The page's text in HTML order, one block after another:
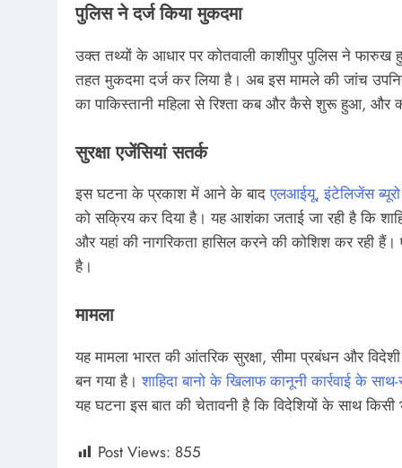
पुलिस ने दर्ज किया मुकदमा
उक्त तथ्यों के आधार पर कोतवाली काशीपुर पुलिस ने फारुख
तहत मुकदमा दर्ज कर लिया है। अब इस मामले की जांच
का पाकिस्तानी महिला से रिश्ता कब और कैसे शुरू हुआ, और
सुरक्षा एजेंसियां सतर्क
इस घटना के प्रकाश में आने के बादएलआईयू, इंटेलिजेंस
को सक्रिय कर दिया है। यह आशंका जताई जा रही है कि
और यहां की नागरिकता हासिल करने की कोशिश कर रही
है।
मामला
यह मामला भारत की आंतरिक सुरक्षा, सीमा प्रबंधन और
बन गया है।शाहिदा बानो के खिलाफ कानूनी कार्रवाई के
यह घटना इस बात की चेतावनी है कि विदेशियों के साथ किसी
Post Views: 855